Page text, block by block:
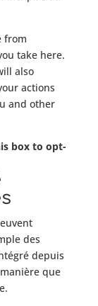
from
take here.
also
actions
and other
box to opt-
des
depuis
que